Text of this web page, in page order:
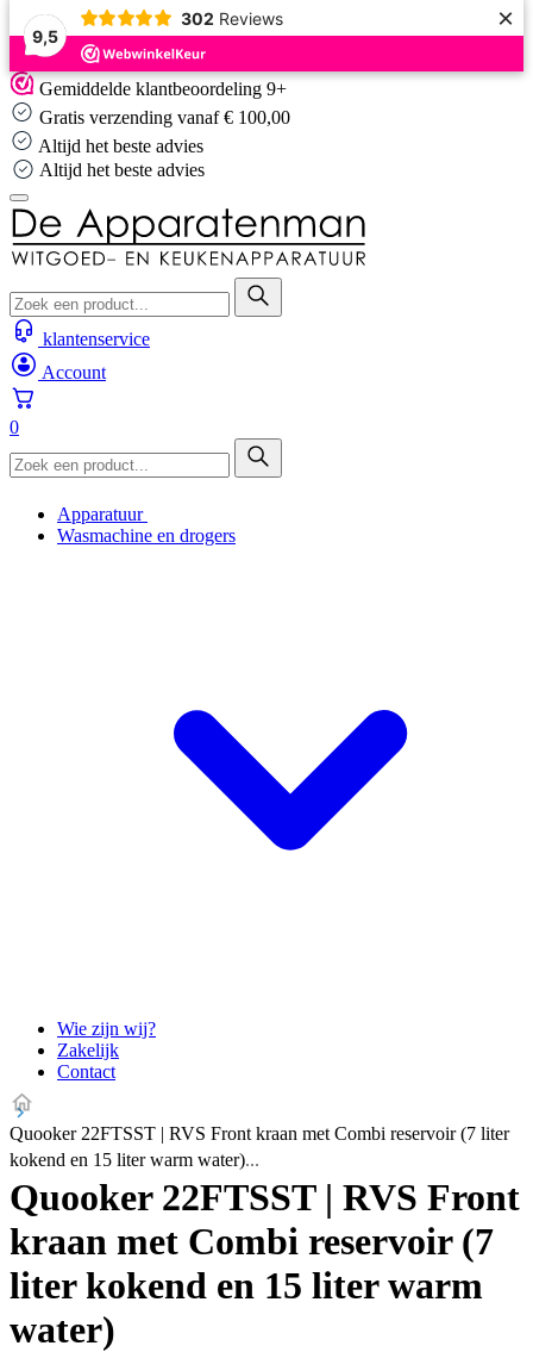
9,5
302 Reviews ×
Skip
to
content
Gemiddelde klantbeoordeling 9+
Gratis verzending vanaf € 100,00
Altijd het beste advies
Altijd het beste advies
klantenservice
Account
0
Apparatuur
Wasmachine en drogers
Wie zijn wij?
Zakelijk
Contact
Quooker 22FTSST | RVS Front kraan met Combi reservoir (7 liter
kokend en 15 liter warm water)
Quooker 22FTSST | RVS Front
kraan met Combi reservoir (7
liter kokend en 15 liter warm
water)